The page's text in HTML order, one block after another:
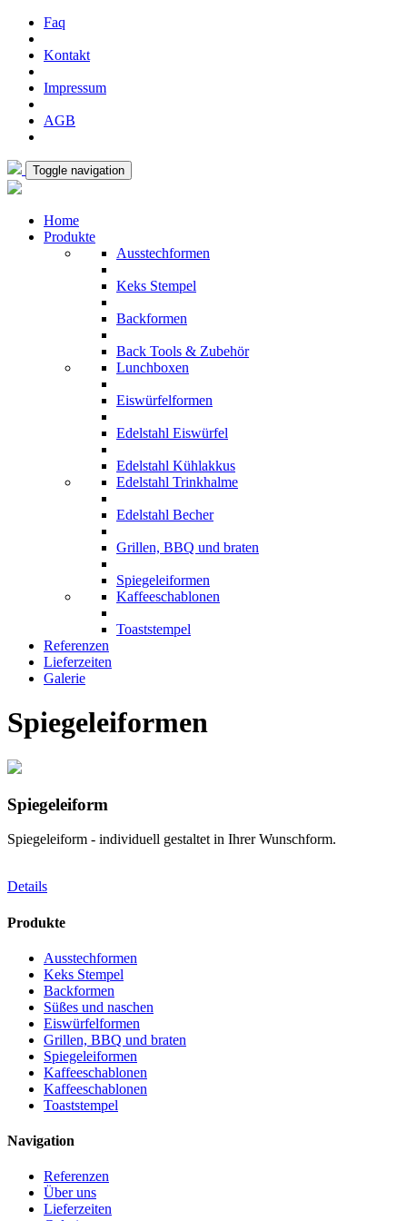
Faq
Kontakt
Impressum
AGB
Toggle navigation
Home
Produkte
Ausstechformen
Keks Stempel
Backformen
Back Tools & Zubehör
Lunchboxen
Eiswürfelformen
Edelstahl Eiswürfel
Edelstahl Kühlakkus
Edelstahl Trinkhalme
Edelstahl Becher
Grillen, BBQ und braten
Spiegeleiformen
Kaffeeschablonen
Toaststempel
Referenzen
Lieferzeiten
Galerie
Spiegeleiformen
Spiegeleiform
Spiegeleiform - individuell gestaltet in Ihrer Wunschform.
Details
Produkte
Ausstechformen
Keks Stempel
Backformen
Süßes und naschen
Eiswürfelformen
Grillen, BBQ und braten
Spiegeleiformen
Kaffeeschablonen
Kaffeeschablonen
Toaststempel
Navigation
Referenzen
Über uns
Lieferzeiten